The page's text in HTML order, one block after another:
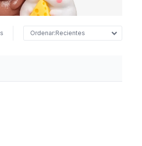
Recientes